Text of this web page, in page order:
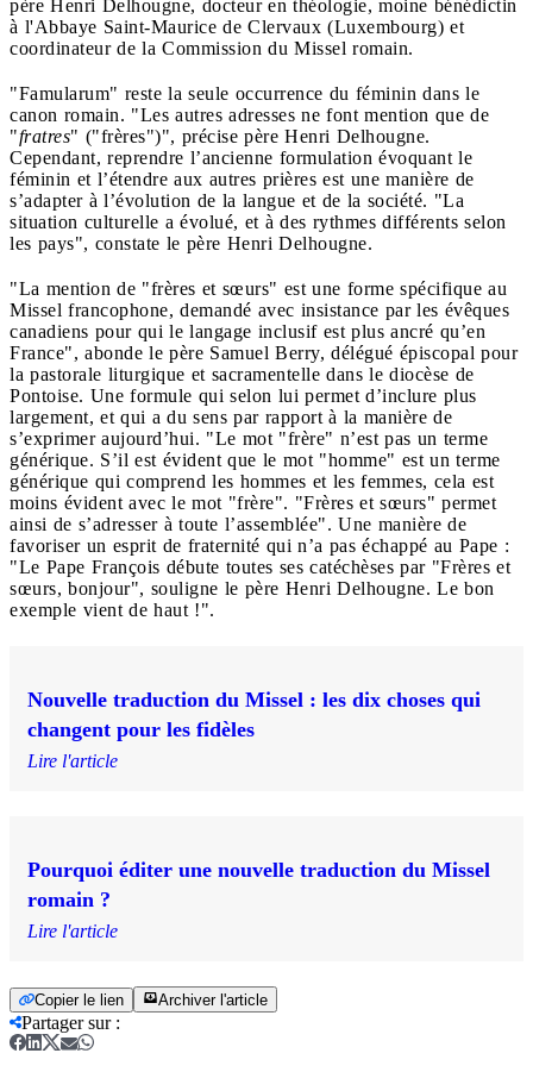
père Henri Delhougne, docteur en théologie, moine bénédictin
à l'Abbaye Saint-Maurice de Clervaux (Luxembourg) et
coordinateur de la Commission du Missel romain.
"Famularum" reste la seule occurrence du féminin dans le
canon romain. "Les autres adresses ne font mention que de
"fratres" ("frères")", précise père Henri Delhougne.
Cependant, reprendre l’ancienne formulation évoquant le
féminin et l’étendre aux autres prières est une manière de
s’adapter à l’évolution de la langue et de la société. "La
situation culturelle a évolué, et à des rythmes différents selon
les pays", constate le père Henri Delhougne.
"La mention de "frères et sœurs" est une forme spécifique au
Missel francophone, demandé avec insistance par les évêques
canadiens pour qui le langage inclusif est plus ancré qu’en
France", abonde le père Samuel Berry, délégué épiscopal pour
la pastorale liturgique et sacramentelle dans le diocèse de
Pontoise. Une formule qui selon lui permet d’inclure plus
largement, et qui a du sens par rapport à la manière de
s’exprimer aujourd’hui. "Le mot "frère" n’est pas un terme
générique. S’il est évident que le mot "homme" est un terme
générique qui comprend les hommes et les femmes, cela est
moins évident avec le mot "frère". "Frères et sœurs" permet
ainsi de s’adresser à toute l’assemblée". Une manière de
favoriser un esprit de fraternité qui n’a pas échappé au Pape :
"Le Pape François débute toutes ses catéchèses par "Frères et
sœurs, bonjour", souligne le père Henri Delhougne. Le bon
exemple vient de haut !".
Nouvelle traduction du Missel : les dix choses qui
changent pour les fidèles
Lire l'article
Pourquoi éditer une nouvelle traduction du Missel
romain ?
Lire l'article
Copier le lien Archiver l'article
Partager sur: